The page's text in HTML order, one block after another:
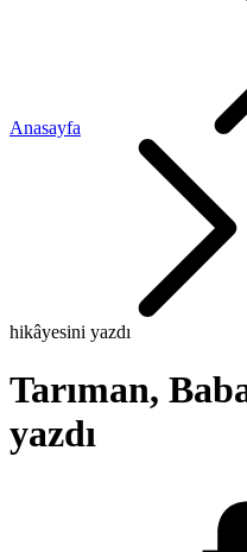
Anasayfa
hikâyesini yazdı
Tarıman,
yazdı